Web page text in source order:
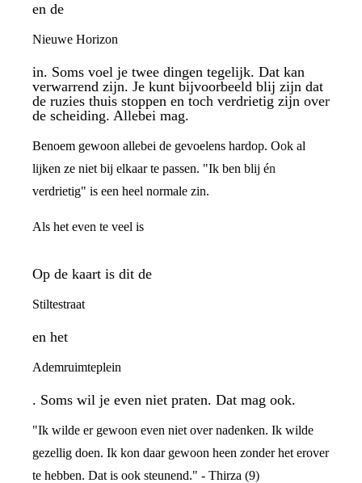
en de
Nieuwe Horizon
in. Soms voel je twee dingen tegelijk. Dat kan
verwarrend zijn. Je kunt bijvoorbeeld blij zijn dat
de ruzies thuis stoppen en toch verdrietig zijn over
de scheiding. Allebei mag.
Benoem gewoon allebei de gevoelens hardop. Ook al
lijken ze niet bij elkaar te passen. "Ik ben blij én
verdrietig" is een heel normale zin.
Als het even te veel is
Op de kaart is dit de
Stiltestraat
en het
Ademruimteplein
. Soms wil je even niet praten. Dat mag ook.
"Ik wilde er gewoon even niet over nadenken. Ik wilde
gezellig doen. Ik kon daar gewoon heen zonder het erover
te hebben. Dat is ook steunend." - Thirza (9)